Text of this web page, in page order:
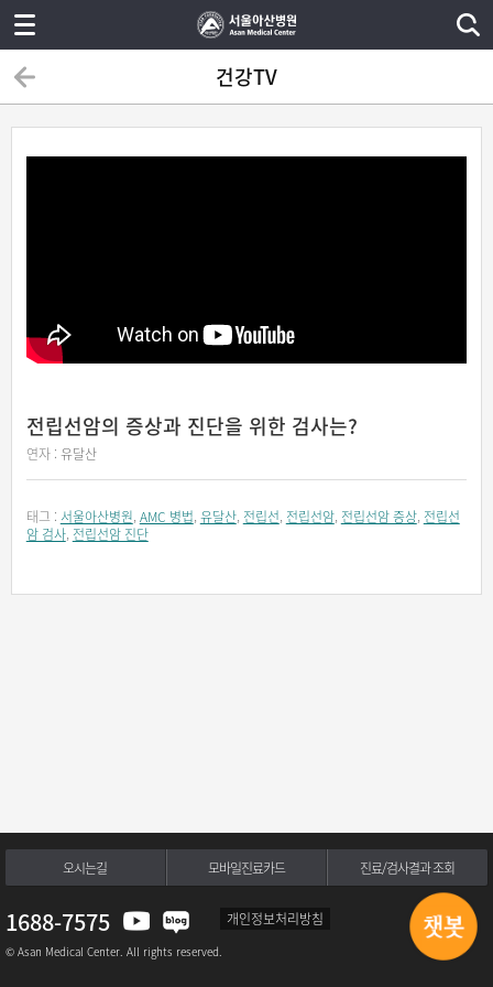
건강TV
전립선암의 증상과 진단을 위한 검사는?
연자 : 유달산
태그 : 서울아산병원, AMC 병법, 유달산, 전립선, 전립선암, 전립선암 증상, 전립선
암 검사, 전립선암 진단
오시는길 모바일진료카드 진료/검사결과 조회
1688-7575 개인정보처리방침
© Asan Medical Center. All rights reserved.